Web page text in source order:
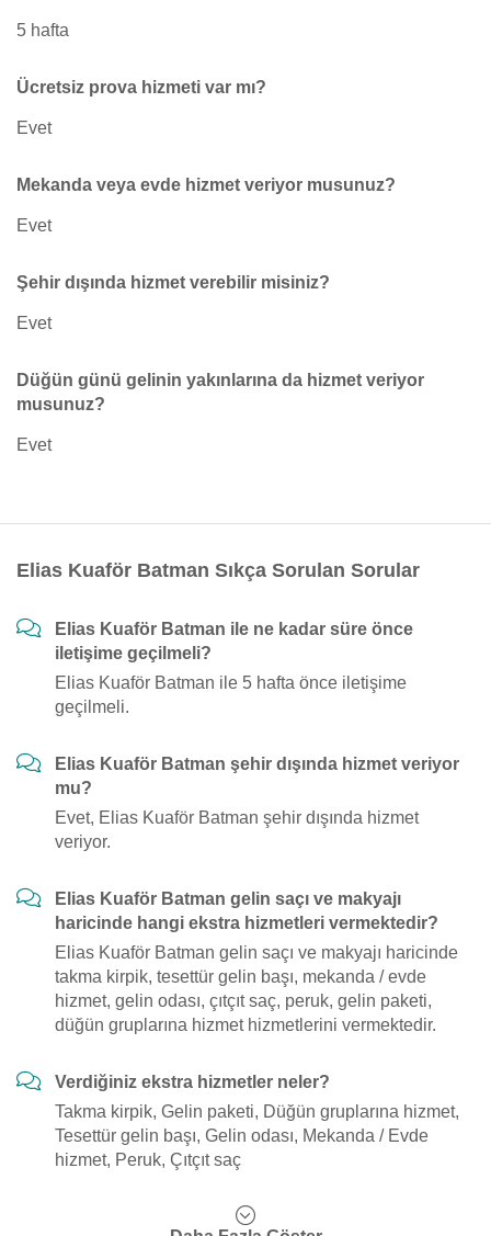
5 hafta
Ücretsiz prova hizmeti var mı?
Evet
Mekanda veya evde hizmet veriyor musunuz?
Evet
Şehir dışında hizmet verebilir misiniz?
Evet
Düğün günü gelinin yakınlarına da hizmet veriyor
musunuz?
Evet
Elias Kuaför Batman Sıkça Sorulan Sorular
Elias Kuaför Batman ile ne kadar süre önce
iletişime geçilmeli?
Elias Kuaför Batman ile 5 hafta önce iletişime
geçilmeli.
Elias Kuaför Batman şehir dışında hizmet veriyor
mu?
Evet, Elias Kuaför Batman şehir dışında hizmet
veriyor.
Elias Kuaför Batman gelin saçı ve makyajı
haricinde hangi ekstra hizmetleri vermektedir?
Elias Kuaför Batman gelin saçı ve makyajı haricinde
takma kirpik, tesettür gelin başı, mekanda / evde
hizmet, gelin odası, çıtçıt saç, peruk, gelin paketi,
düğün gruplarına hizmet hizmetlerini vermektedir.
Verdiğiniz ekstra hizmetler neler?
Takma kirpik, Gelin paketi, Düğün gruplarına hizmet,
Tesettür gelin başı, Gelin odası, Mekanda / Evde
hizmet, Peruk, Çıtçıt saç